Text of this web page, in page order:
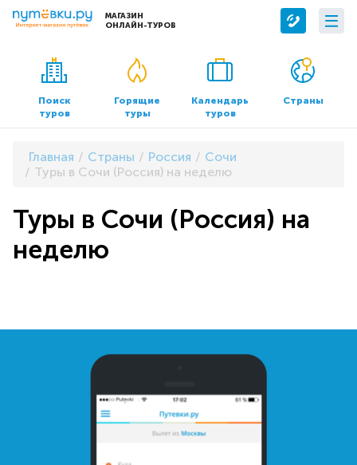
МАГАЗИН
ОНЛАЙН-ТУРОВ
Сервисы
Бронирование отелей
Трансфер
О компании
О нас
Контакты
Документы и реквизиты
Поиск
туров
Горящие
туры
Календарь
туров
Страны
Главная Страны Россия
Сочи
Туры в Сочи (Россия) на неделю
Туры в Сочи (Россия) на
неделю